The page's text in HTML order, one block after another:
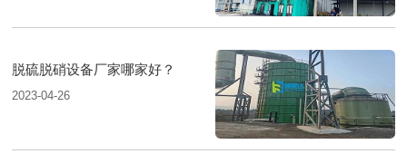
脱硫脱硝设备厂家哪家好？
2023-04-26